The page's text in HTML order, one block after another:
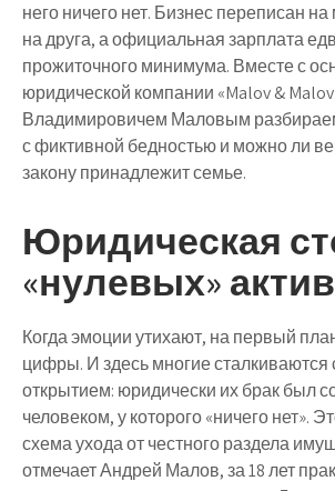
него ничего нет. Бизнес переписан
на друга, а официальная зарплата
прожиточного минимума. Вместе с
юридической компании «Malov &
Владимировичем Маловым
с фиктивной бедностью и можно ли
закону принадлежит семье.
Юридическая
«нулевых»
Когда эмоции утихают, на первый
цифры. И здесь многие
открытием: юридически их брак был
человеком, у которого «ничего нет».
схема ухода от честного раздела
отмечает Андрей Малов, за 18 лет